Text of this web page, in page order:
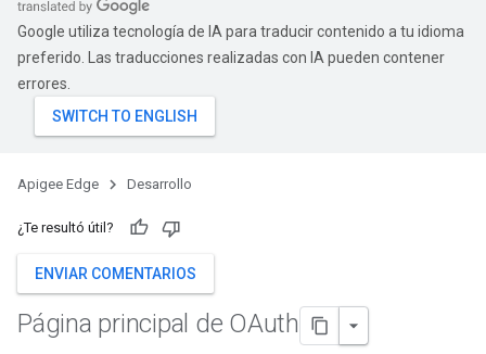
Google utiliza tecnología de IA para traducir contenido a tu idioma
preferido. Las traducciones realizadas con IA pueden contener
errores.
Apigee Edge Desarrollo
¿Te resultó útil?
ENVIAR COMENTARIOS
Página principal de OAuth